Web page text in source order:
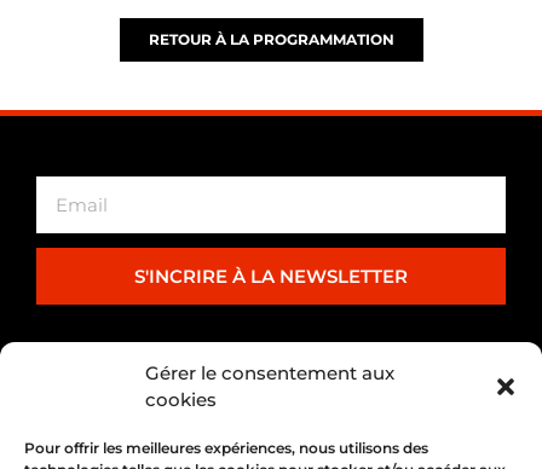
Gérer le consentement aux
cookies
Pour offrir les meilleures expériences, nous utilisons des
RETOUR À LA PROGRAMMATION
S'INCRIRE À LA NEWSLETTER
PARTENARIAT